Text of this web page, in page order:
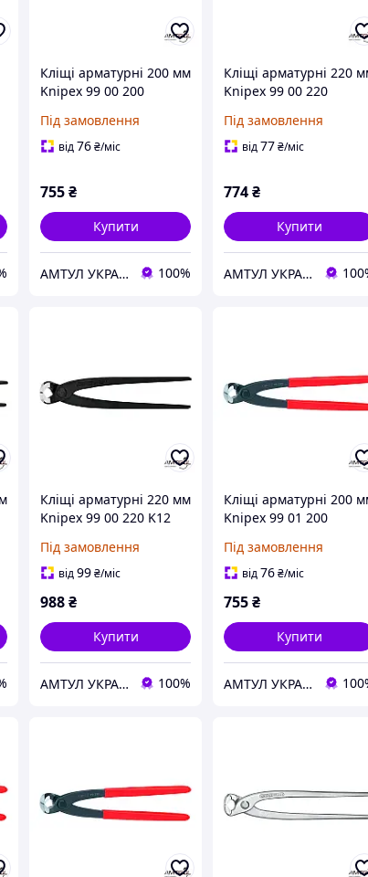
Кліщі арматурні 200 мм
Knipex 99 00 200
Під замовлення
від76₴/міс
755₴
Купити
АМТУЛ УКРАЇНА 100%
Кліщі арматурні 220
Knipex 99 00 220
Під замовлення
від77₴/міс
774₴
Купити
АМТУЛ УКРАЇНА
Кліщі арматурні 220 мм
Knipex 99 00 220 K12
Під замовлення
від99₴/міс
988₴
Купити
АМТУЛ УКРАЇНА 100%
Кліщі арматурні 200
Knipex 99 01 200
Під замовлення
від76₴/міс
755₴
Купити
АМТУЛ УКРАЇНА